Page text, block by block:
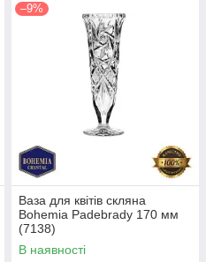
–9%
Ваза для квітів скляна
Bohemia Padebrady 170 мм
(7138)
В наявності